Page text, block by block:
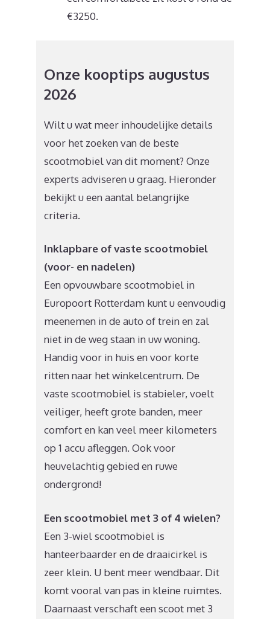
€3250.
Onze kooptips augustus
2026
Wilt u wat meer inhoudelijke details
voor het zoeken van de beste
scootmobiel van dit moment? Onze
experts adviseren u graag. Hieronder
bekijkt u een aantal belangrijke
criteria.
Inklapbare of vaste scootmobiel
(voor- en nadelen)
Een opvouwbare scootmobiel in
Europoort Rotterdam kunt u eenvoudig
meenemen in de auto of trein en zal
niet in de weg staan in uw woning.
Handig voor in huis en voor korte
ritten naar het winkelcentrum. De
vaste scootmobiel is stabieler, voelt
veiliger, heeft grote banden, meer
comfort en kan veel meer kilometers
op 1 accu afleggen. Ook voor
heuvelachtig gebied en ruwe
ondergrond!
Een scootmobiel met 3 of 4 wielen?
Een 3-wiel scootmobiel is
hanteerbaarder en de draaicirkel is
zeer klein. U bent meer wendbaar. Dit
komt vooral van pas in kleine ruimtes.
Daarnaast verschaft een scoot met 3